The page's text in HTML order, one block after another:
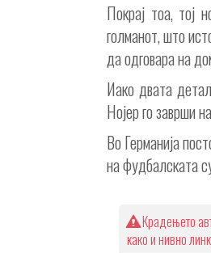
Покрај тоа, тој
голманот, што
да одговара на
Иако двата
Нојер го заврши
Во Германија
на фудбалската
Крадењето
како и нивно